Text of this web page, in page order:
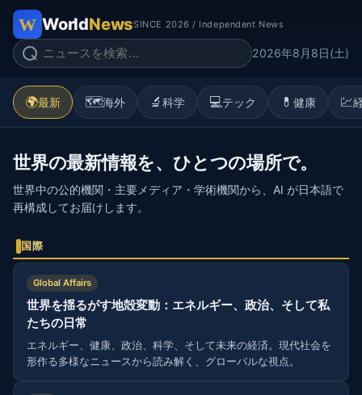
WorldNewsSINCE 2026 / Independent News
2026年8月8日(土)
🌍最新 🗺️海外 🔬 科学 💻テック 💊 健康 💹
世界の最新情報を、ひとつの場所で。
世界中の公的機関・主要メディア・学術機関から、AI が日本語で
再構成してお届けします。
国際
Global Affairs
世界を揺るがす地殻変動：エネルギー、政治、そして私
たちの日常
エネルギー、健康、政治、科学、そして未来の経済。現代社会を
形作る多様なニュースから読み解く、グローバルな視点。